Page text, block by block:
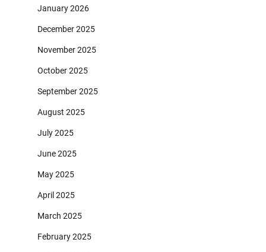
January 2026
December 2025
November 2025
October 2025
September 2025
August 2025
July 2025
June 2025
May 2025
April 2025
March 2025
February 2025